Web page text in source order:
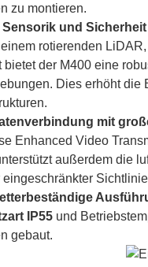
zu montieren.
und Sicherheit
rotierenden
bietet der M400 eine
Dies erhöht
mit
Enhanced Video
außerdem die
IP55 und
gebaut.